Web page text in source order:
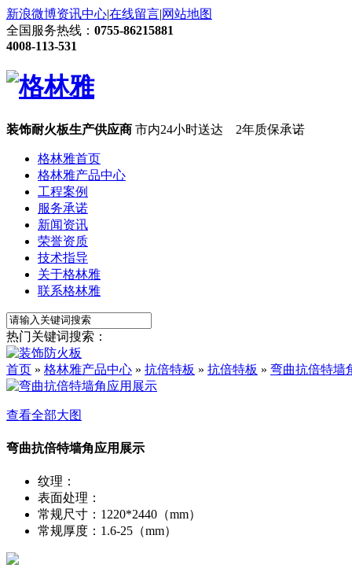
新浪微博资讯中心|在线留言|网站地图
全国服务热线： 0755-86215881
4008-113-531
装饰耐火板生产供应商 市内24小时送达 2年质保承诺
格林雅首页
格林雅产品中心
工程案例
服务承诺
新闻资讯
荣誉资质
技术指导
关于格林雅
联系格林雅
热门关键词搜索：
首页 » 格林雅产品中心 » 抗倍特板 » 抗倍特板 » 弯曲抗倍特墙
查看全部大图
弯曲抗倍特墙角应用展示
纹理 ：
表面处理 ：
常规尺寸 ： 1220*2440（mm）
常规厚度 ： 1.6-25（mm）